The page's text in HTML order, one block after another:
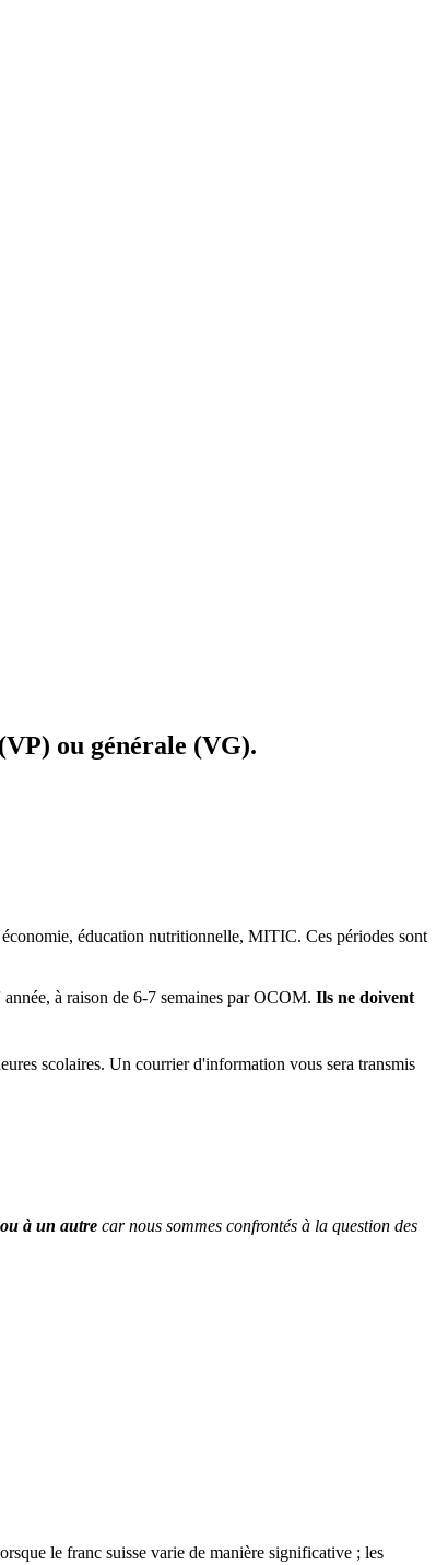
ou générale (VG).
éducation nutritionnelle, MITIC. Ces périodes sont
année, à raison de 6-7 semaines par OCOM. Ils ne doivent
scolaires. Un courrier d'information vous sera transmis
à un autre car nous sommes confrontés à la question des
le franc suisse varie de manière significative ; les